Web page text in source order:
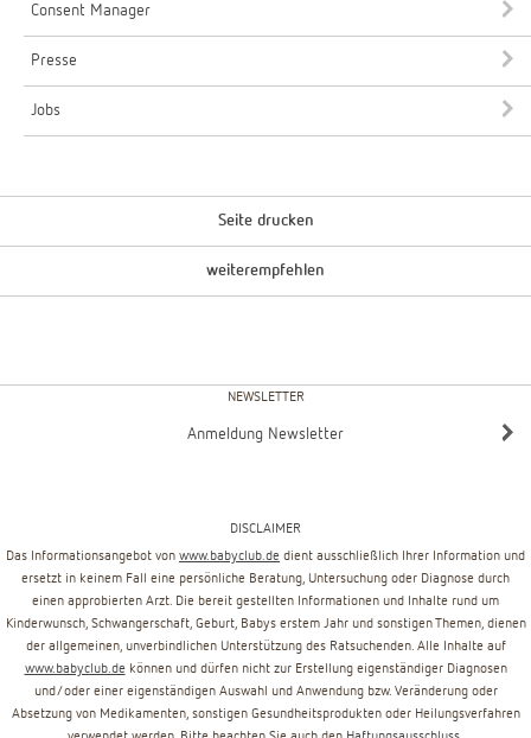
Consent Manager
Presse
Jobs
Seite drucken
weiterempfehlen
NEWSLETTER
Anmeldung Newsletter
DISCLAIMER
Das Informationsangebot von www.babyclub.de dient ausschließlich Ihrer Information und
ersetzt in keinem Fall eine persönliche Beratung, Untersuchung oder Diagnose durch
einen approbierten Arzt. Die bereit gestellten Informationen und Inhalte rund um
Kinderwunsch, Schwangerschaft, Geburt, Babys erstem Jahr und sonstigen Themen, dienen
der allgemeinen, unverbindlichen Unterstützung des Ratsuchenden. Alle Inhalte auf
www.babyclub.de können und dürfen nicht zur Erstellung eigenständiger Diagnosen
und/oder einer eigenständigen Auswahl und Anwendung bzw. Veränderung oder
Absetzung von Medikamenten, sonstigen Gesundheitsprodukten oder Heilungsverfahren